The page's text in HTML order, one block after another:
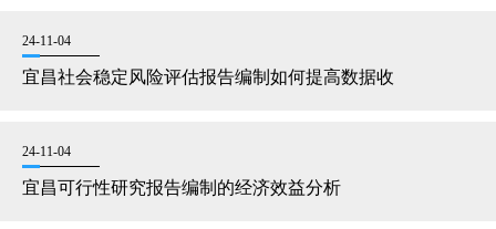
24-11-04
宜昌社会稳定风险评估报告编制如何提高数据收
24-11-04
宜昌可行性研究报告编制的经济效益分析